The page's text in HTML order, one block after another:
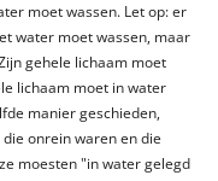
moet wassen. Let op: er
water moet wassen, maar
gehele lichaam moet
lichaam moet in water
manier geschieden,
onrein waren en die
moesten "in water gelegd